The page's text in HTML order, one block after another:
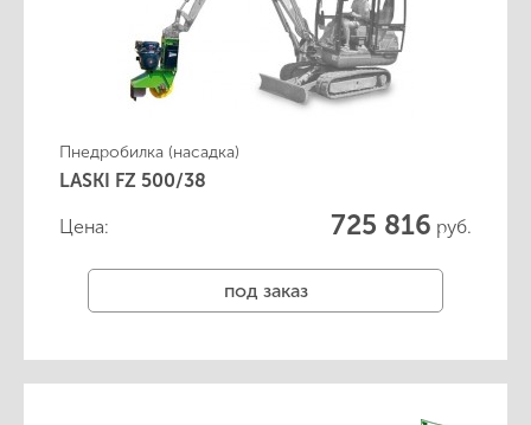
Пнедробилка (насадка)
LASKI FZ 500/38
Цена: 725 816 руб.
под заказ